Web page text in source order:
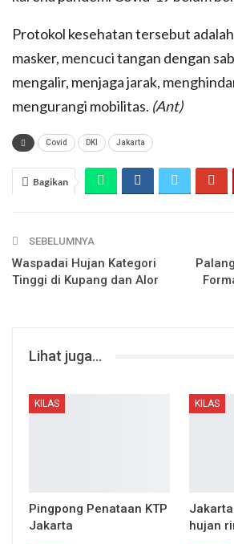
Protokol kesehatan tersebut
masker, mencuci tangan dengan
mengalir, menjaga jarak,
mengurangi mobilitas. (Ant)
Covid DKI Jakarta
Bagikan
SEBELUMNYA
Waspadai Hujan Kategori
Tinggi di Kupang dan Alor
Lihat juga...
KILAS
Pingpong Penataan KTP
Jakarta
KILAS
hujan